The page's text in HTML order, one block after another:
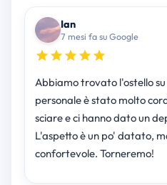
Ian
7 mesi fa su Google
Abbiamo trovato l'ostello
personale è stato molto
sciare e ci hanno dato un
L'aspetto è un po' datato,
confortevole. Torneremo!